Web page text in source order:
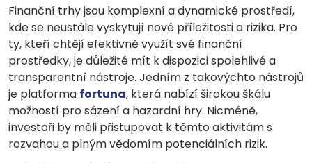
Finanční trhy jsou komplexní a dynamické prostředí,
kde se neustále vyskytují nové příležitosti a rizika. Pro
ty, kteří chtějí efektivně využít své finanční
prostředky, je důležité mít k dispozici spolehlivé a
transparentní nástroje. Jedním z takovýchto nástrojů
je platforma fortuna, která nabízí širokou škálu
možností pro sázení a hazardní hry. Nicméně,
investoři by měli přistupovat k těmto aktivitám s
rozvahou a plným vědomím potenciálních rizik.